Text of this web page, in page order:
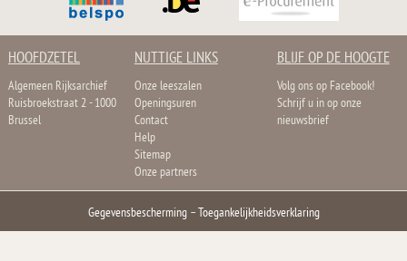
HOOFDZETEL
Algemeen Rijksarchief
Ruisbroekstraat 2 - 1000
Brussel
NUTTIGE LINKS
Onze leeszalen
Openingsuren
Contact
Help
Sitemap
Onze partners
BLIJF OP DE HOOGTE
Volg ons op Facebook!
Schrijf u in op onze
nieuwsbrief
Gegevensbescherming–Toegankelijkheidsverklaring